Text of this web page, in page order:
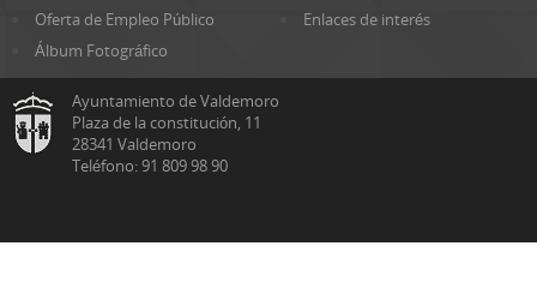
Oferta de Empleo Público
Enlaces de interés
Álbum Fotográfico
Ayuntamiento de Valdemoro
Plaza de la constitución, 11
28341 Valdemoro
Teléfono: 91 809 98 90